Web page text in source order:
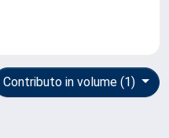
Contributo in volume (1)